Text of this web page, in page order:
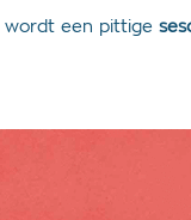
wordt een pittige